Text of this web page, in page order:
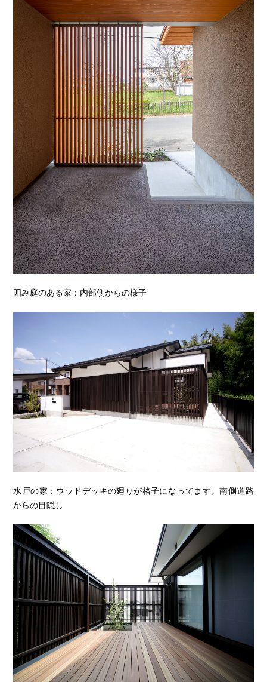
囲み庭のある家：内部側からの様子
水戸の家：ウッドデッキの廻りが格子になってます。南側道路
からの目隠し